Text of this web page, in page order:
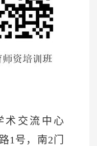
术交流中心
1号，南2门